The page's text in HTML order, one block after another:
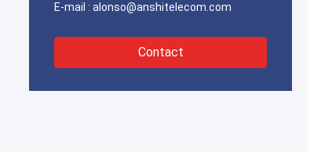
E-mail : alonso@anshitelecom.com
Contact